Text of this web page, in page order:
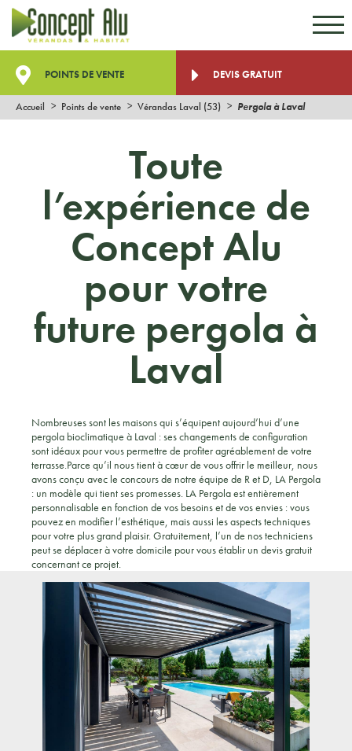
POINTS DE VENTE DEVIS GRATUIT
Accueil Points de vente Vérandas Laval (53) Pergola à Laval
Toute
l’expérience de
Concept Alu
pour votre
future pergola à
Laval
Nombreuses sont les maisons qui s’équipent aujourd’hui d’une
pergola bioclimatique à Laval : ses changements de configuration
sont idéaux pour vous permettre de profiter agréablement de votre
terrasse.Parce qu’il nous tient à cœur de vous offrir le meilleur, nous
avons conçu avec le concours de notre équipe de R et D, LA Pergola
: un modèle qui tient ses promesses. LA Pergola est entièrement
personnalisable en fonction de vos besoins et de vos envies : vous
pouvez en modifier l’esthétique, mais aussi les aspects techniques
pour votre plus grand plaisir. Gratuitement, l’un de nos techniciens
peut se déplacer à votre domicile pour vous établir un devis gratuit
concernant ce projet.